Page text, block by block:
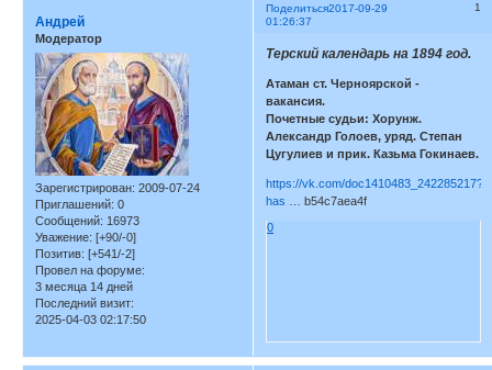
Поделиться 1
2017-09-29
01:26:37
Андрей
Модератор
Зарегистрирован: 2009-07-24
Приглашений: 0
Сообщений: 16973
Уважение: [+90/-0]
Позитив: [+541/-2]
Провел на форуме:
3 месяца 14 дней
Последний визит:
2025-04-03 02:17:50
Терский календарь на 1894 год.
Атаман ст. Черноярской -
вакансия.
Почетные судьи: Хорунж.
Александр Голоев, уряд. Степан
Цугулиев и прик. Казьма Гокинаев.
https://vk.com/doc1410483_242285217?
has … b54c7aea4f
0